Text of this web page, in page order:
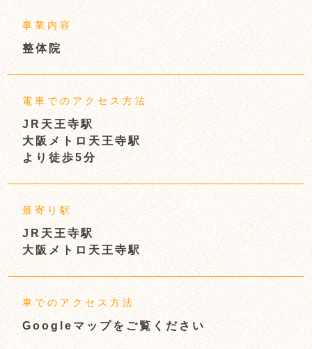
事業内容
整体院
電車でのアクセス方法
JR天王寺駅
大阪メトロ天王寺駅
より徒歩5分
最寄り駅
JR天王寺駅
大阪メトロ天王寺駅
車でのアクセス方法
Googleマップをご覧ください